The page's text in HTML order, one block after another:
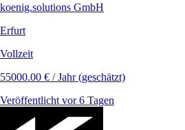
koenig.solutions GmbH
Erfurt
Vollzeit
55000.00 € / Jahr (geschätzt)
Veröffentlicht vor 6 Tagen